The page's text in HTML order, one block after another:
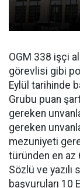
OGM 338 işçi
görevlisi gibi
Eylül tarihinde
Grubu puan
gereken
gereken
mezuniyeti
türünden en az
Sözlü ve yazılı
başvuruları 10